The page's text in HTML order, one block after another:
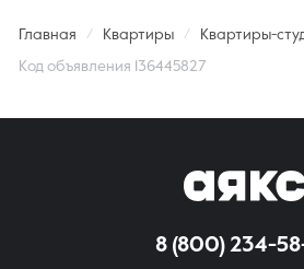
Главная Квартиры Квартиры-
Код объявления 136445827
8 (800) 234-